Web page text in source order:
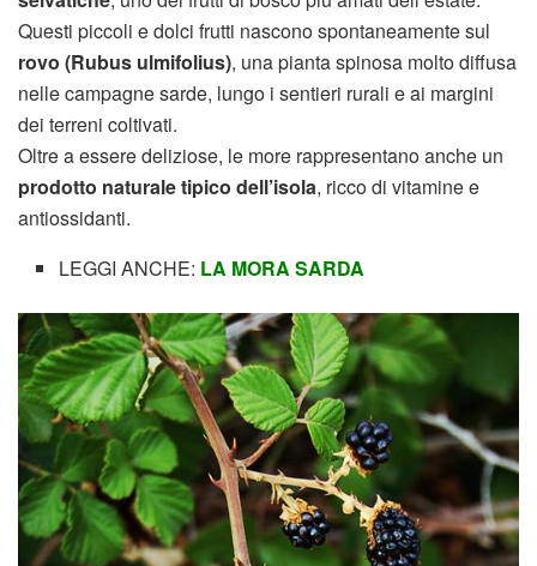
Questi piccoli e dolci frutti nascono spontaneamente sul
rovo (Rubus ulmifolius), una pianta spinosa molto diffusa
nelle campagne sarde, lungo i sentieri rurali e ai margini
dei terreni coltivati.
Oltre a essere deliziose, le more rappresentano anche un
prodotto naturale tipico dell’isola, ricco di vitamine e
antiossidanti.
LEGGI ANCHE: LA MORA SARDA